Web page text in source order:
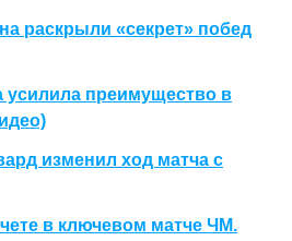
раскрыли «секрет» побед
усилила преимущество в
изменил ход матча с
в ключевом матче ЧМ.